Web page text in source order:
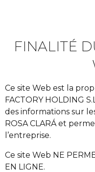
FINALITÉ
Ce site Web est la
FACTORY HOLDING
des informations sur
ROSA CLARÁ et
l’entreprise.
Ce site Web NE
EN LIGNE.